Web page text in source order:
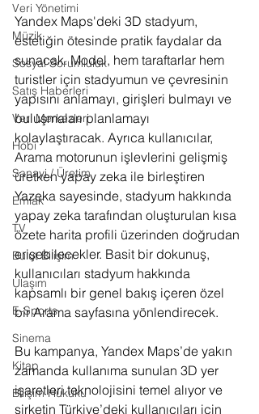
Veri Yönetimi
Müzik
Sosyal Sorumluluk
Satış Haberleri
Veri Merkezleri
Hobi
Sanayi / Üretim
Emlak
TV
Bulut Bilişim
Ulaşım
E-Sports
Sinema
Kitap
Bilişim Hukuku
Yandex Maps'deki 3D stadyum,
estetiğin ötesinde pratik faydalar da
sunacak. Model, hem taraftarlar hem
turistler için stadyumun ve çevresinin
yapısını anlamayı, girişleri bulmayı ve
buluşmaları planlamayı
kolaylaştıracak. Ayrıca kullanıcılar,
Arama motorunun işlevlerini gelişmiş
üretken yapay zeka ile birleştiren
Yazeka sayesinde, stadyum hakkında
yapay zeka tarafından oluşturulan kısa
özete harita profili üzerinden doğrudan
erişebilecekler. Basit bir dokunuş,
kullanıcıları stadyum hakkında
kapsamlı bir genel bakış içeren özel
bir Arama sayfasına yönlendirecek.
Bu kampanya, Yandex Maps’de yakın
zamanda kullanıma sunulan 3D yer
işaretleri teknolojisini temel alıyor ve
şirketin Türkiye’deki kullanıcıları için